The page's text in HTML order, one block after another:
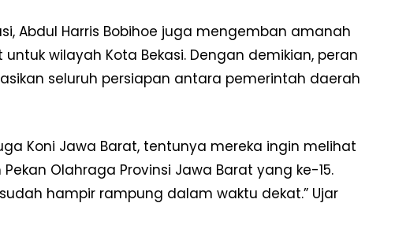
Abdul Harris Bobihoe juga mengemban amanah
wilayah Kota Bekasi. Dengan demikian, peran
seluruh persiapan antara pemerintah daerah
Koni Jawa Barat, tentunya mereka ingin melihat
Olahraga Provinsi Jawa Barat yang ke-15.
hampir rampung dalam waktu dekat.” Ujar